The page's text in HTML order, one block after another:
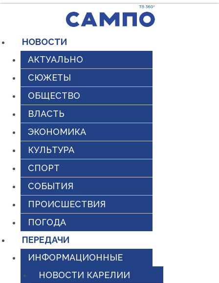
содержимому
НОВОСТИ
АКТУАЛЬНО
СЮЖЕТЫ
ОБЩЕСТВО
ВЛАСТЬ
ЭКОНОМИКА
КУЛЬТУРА
СПОРТ
СОБЫТИЯ
ПРОИСШЕСТВИЯ
ПОГОДА
ПЕРЕДАЧИ
ИНФОРМАЦИОННЫЕ
НОВОСТИ КАРЕЛИИ